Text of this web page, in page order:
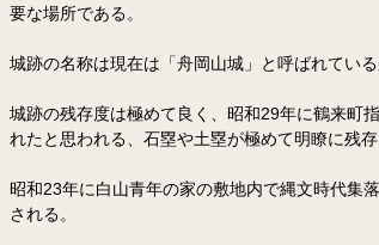
要な場所である。
城跡の名称は現在は「舟岡山城」と呼ばれてい
城跡の残存度は極めて良く、昭和29年に鶴来町
れたと思われる、石塁や土塁が極めて明瞭に残
昭和23年に白山青年の家の敷地内で縄文時代集
される。